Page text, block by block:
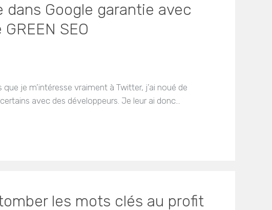
dans Google garantie avec
SEO
je m’intéresse vraiment à Twitter, j’ai noué de
avec des développeurs. Je leur ai donc…
les mots clés au profit